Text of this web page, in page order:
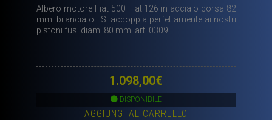
Albero motore Fiat 500 Fiat 126 in acciaio corsa 82
mm. bilanciato . Si accoppia perfettamente ai nostri
pistoni fusi diam. 80 mm. art. 0309
1.098,00€
DISPONIBILE
AGGIUNGI AL CARRELLO